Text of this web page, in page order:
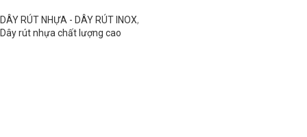
DÂY RÚT NHỰA - DÂY RÚT INOX,
Dây rút nhựa chất lượng cao